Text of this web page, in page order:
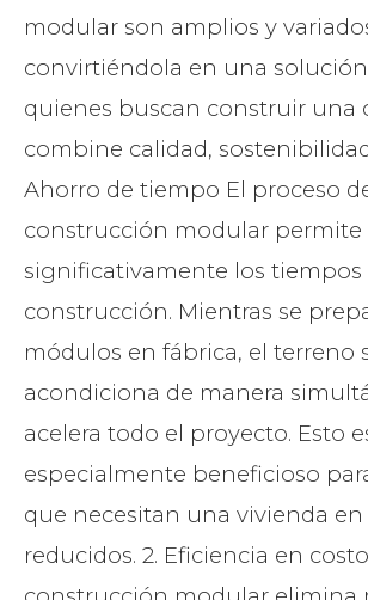
modular son amplios y
convirtiéndola en una
quienes buscan construir una
combine calidad,
Ahorro de tiempo El proceso
construcción modular permite
significativamente los tiempos
construcción. Mientras se
módulos en fábrica, el terreno
acondiciona de manera
acelera todo el proyecto. Esto
especialmente beneficioso
que necesitan una vivienda en
reducidos. 2. Eficiencia en